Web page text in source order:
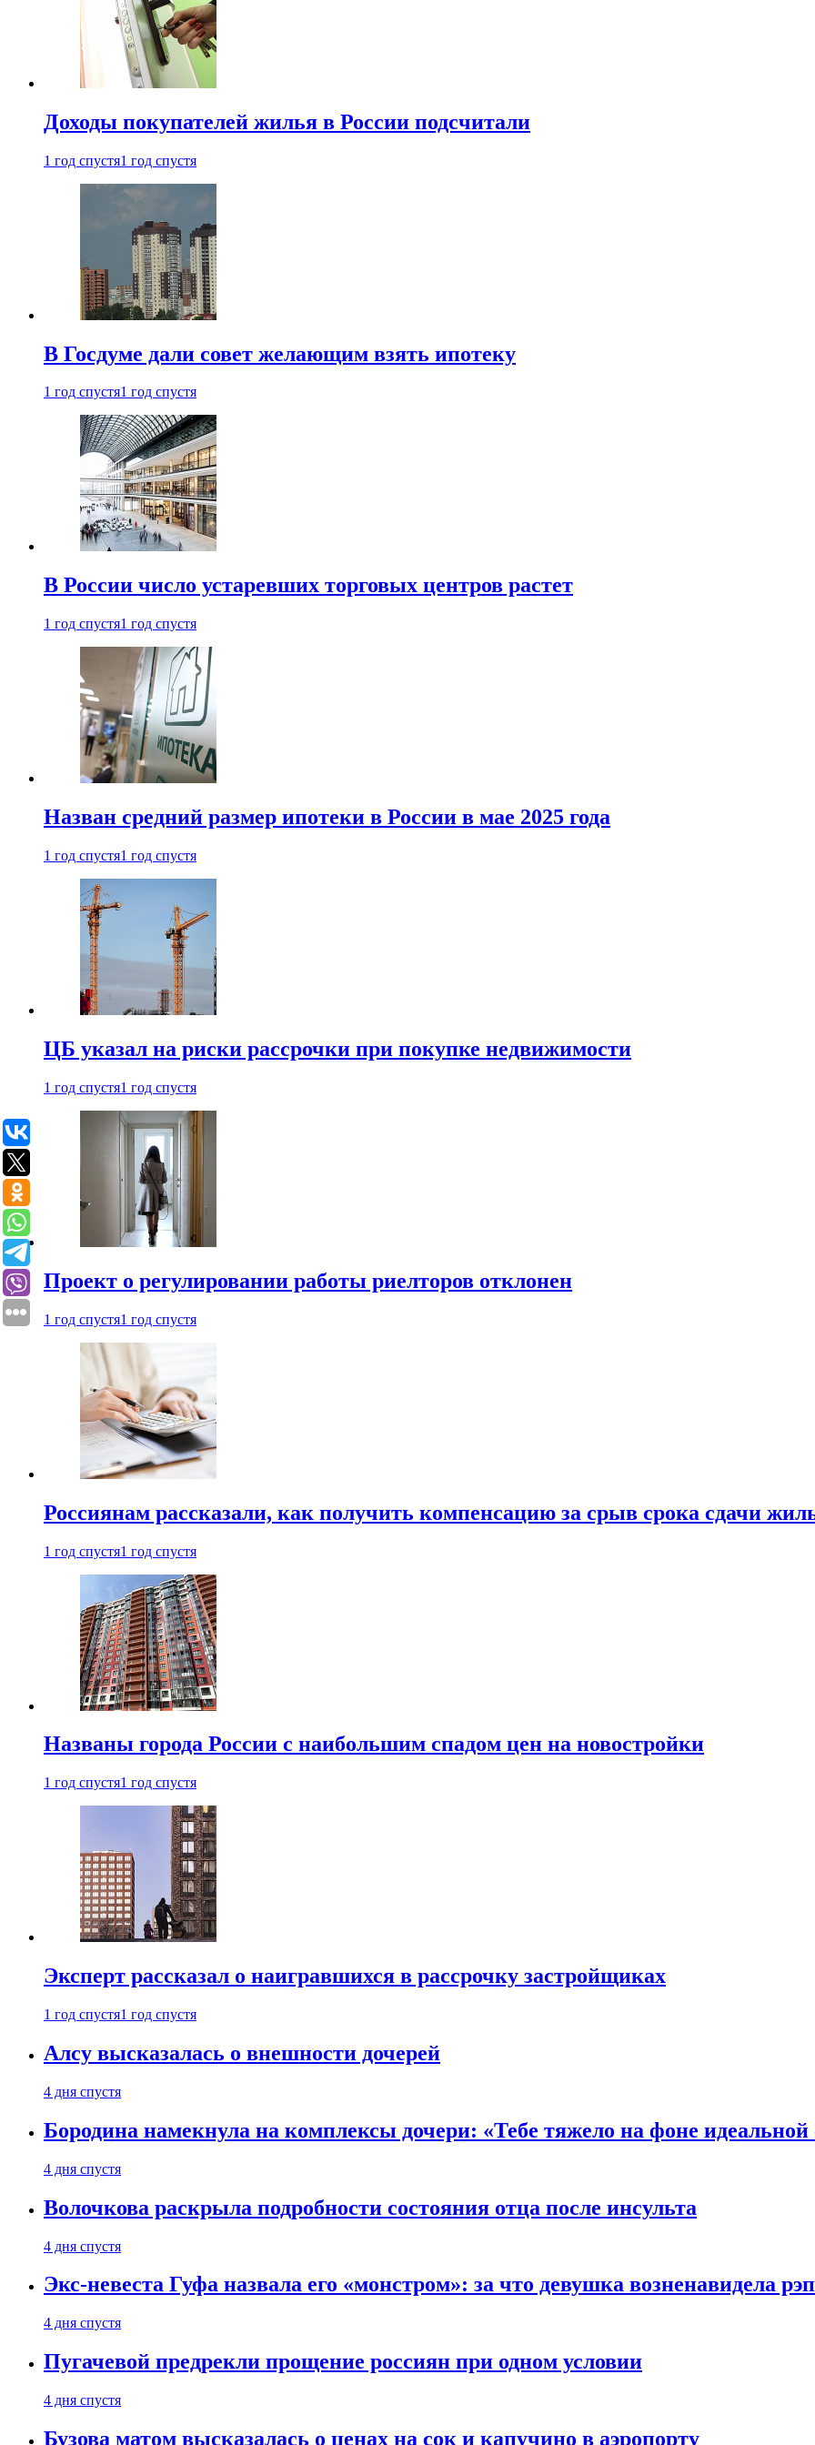
Доходы покупателей жилья в России подсчитали
1 год спустя1 год спустя
В Госдуме дали совет желающим взять ипотеку
1 год спустя1 год спустя
В России число устаревших торговых центров растет
1 год спустя1 год спустя
Назван средний размер ипотеки в России в мае 2025 года
1 год спустя1 год спустя
ЦБ указал на риски рассрочки при покупке недвижимости
1 год спустя1 год спустя
Проект о регулировании работы риелторов отклонен
1 год спустя1 год спустя
Россиянам рассказали, как получить компенсацию за срыв срока сдачи
1 год спустя1 год спустя
Названы города России с наибольшим спадом цен на новостройки
1 год спустя1 год спустя
Эксперт рассказал о наигравшихся в рассрочку застройщиках
1 год спустя1 год спустя
Алсу высказалась о внешности дочерей
4 дня спустя
Бородина намекнула на комплексы дочери: «Тебе тяжело на фоне идеальной
4 дня спустя
Волочкова раскрыла подробности состояния отца после инсульта
4 дня спустя
Экс-невеста Гуфа назвала его «монстром»: за что девушка возненавидела
4 дня спустя
Пугачевой предрекли прощение россиян при одном условии
4 дня спустя
Бузова матом высказалась о ценах на сок и капучино в аэропорту